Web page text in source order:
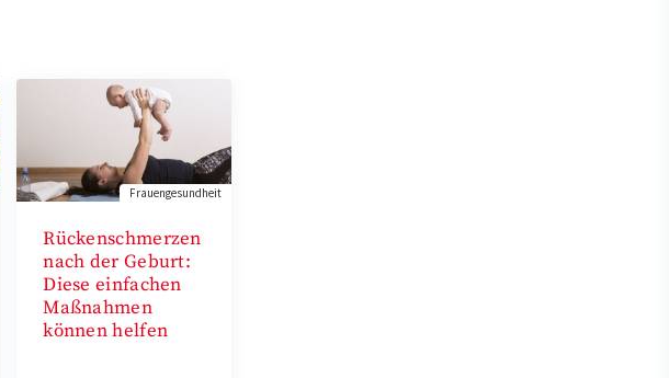
Frauengesundheit
Rückenschmerzen
nach der Geburt:
Diese einfachen
Maßnahmen
können helfen